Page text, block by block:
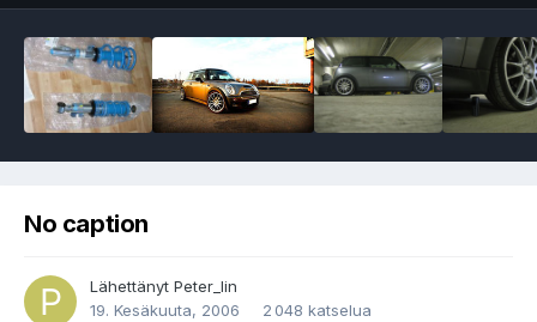
No caption
Lähettänyt Peter_lin
19. Kesäkuuta, 2006
2 048 katselua